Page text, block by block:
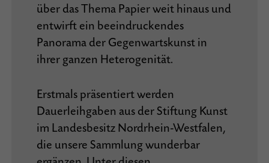
über das Thema Papier weit hinaus und
entwirft ein beeindruckendes
Panorama der Gegenwartskunst in
ihrer ganzen Heterogenität.
Erstmals präsentiert werden
Dauerleihgaben aus der Stiftung Kunst
im Landesbesitz Nordrhein-Westfalen,
die unsere Sammlung wunderbar